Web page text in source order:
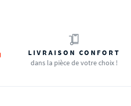
LIVRAISON CONFORT
dans la pièce de votre choix !